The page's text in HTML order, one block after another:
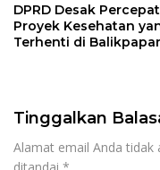
DPRD Desak
Proyek Kesehatan
Terhenti di
Tinggalkan
Alamat email Anda tidak